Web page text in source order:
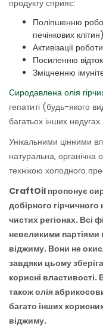
вибрати
сторінці
товару
продукту сприяє:
Поліпшенню
печінкових
Активізації
Посиленню
Зміцненню
Сиродавлена олія
гепатиті (будь-якого
багатьох інших недугах.
Унікальними цінними
натуральна, органічна
технікою холодного
CraftOil пропонує
добірного
чистих регіонах. Всі
невеликими
віджиму. Вони не
завдяки цьому
корисні властивості.
також олія
багато інших
віджиму.